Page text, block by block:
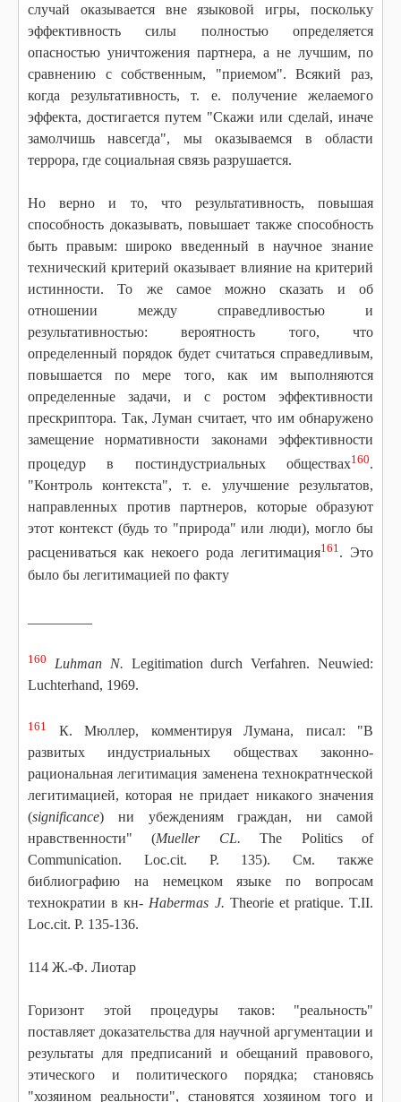
случай оказывается вне языковой игры, поскольку
эффективность силы полностью определяется
опасностью уничтожения партнера, а не лучшим, по
сравнению с собственным, "приемом". Всякий раз,
когда результативность, т. е. получение желаемого
эффекта, достигается путем "Скажи или сделай, иначе
замолчишь навсегда", мы оказываемся в области
террора, где социальная связь разрушается.
Но верно и то, что результативность, повышая
способность доказывать, повышает также способность
быть правым: широко введенный в научное знание
технический критерий оказывает влияние на критерий
истинности. То же самое можно сказать и об
отношении между справедливостью и
результативностью: вероятность того, что
определенный порядок будет считаться справедливым,
повышается по мере того, как им выполняются
определенные задачи, и с ростом эффективности
прескриптора. Так, Луман считает, что им обнаружено
замещение нормативности законами эффективности
процедур в постиндустриальных обществах160.
"Контроль контекста", т. е. улучшение результатов,
направленных против партнеров, которые образуют
этот контекст (будь то "природа" или люди), могло бы
расцениваться как некоего рода легитимация161. Это
было бы легитимацией по факту
160 Luhman N. Legitimation durch Verfahren. Neuwied:
Luchterhand, 1969.
161
К. Мюллер, комментируя Лумана, писал: "В
развитых индустриальных обществах законно-
рациональная легитимация заменена технократнческой
легитимацией, которая не придает никакого значения
(significance) ни убеждениям граждан, ни самой
нравственности" (Mueller CL. The Politics of
Communication. Loc.cit. P. 135). См. также
библиографию на немецком языке по вопросам
технократии в кн-Наbеrтas J. Theorie et pratique. T.II.
Loc.cit. P. 135-136.
114 Ж.-Ф. Лиотар
Горизонт этой процедуры таков: "реальность"
поставляет доказательства для научной аргументации и
результаты для предписаний и обещаний правового,
этического и политического порядка; становясь
"хозяином реальности", становятся хозяином того и